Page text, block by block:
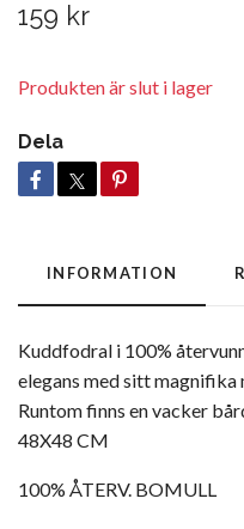
159 kr
Produkten är slut i lager
Dela
INFORMATION
Kuddfodral i 100%
elegans med sitt
Runtom finns en vacker
48X48 CM
100% ÅTERV. BOMULL